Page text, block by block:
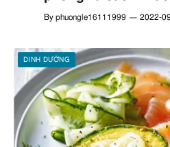
By phuongle16111999 2022-
DINH DƯỠNG